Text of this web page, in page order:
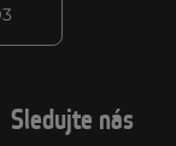
Sledujte nás